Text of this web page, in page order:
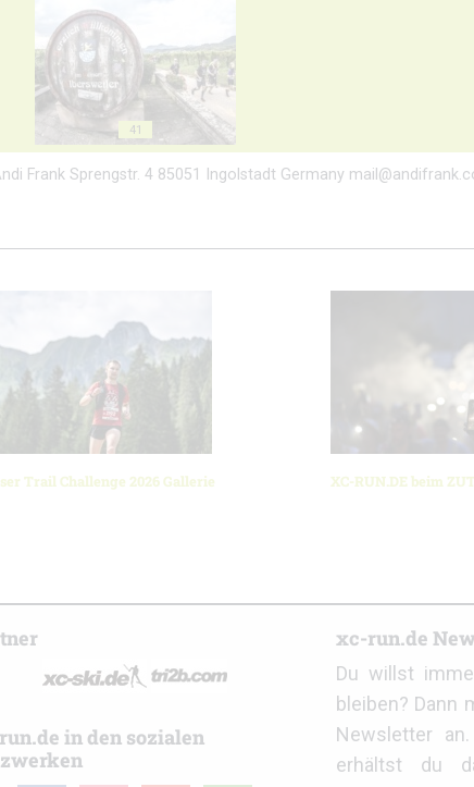
41
Frank Sprengstr. 4 85051 Ingolstadt Germany
Trail Challenge 2026 Gallerie XC-RUN.DE beim
in den sozialen
xc-run.de
Du willst
bleiben? Dann
Newsletter
erhältst du